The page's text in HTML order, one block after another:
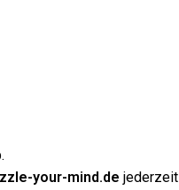
your-mind.de jederzeit